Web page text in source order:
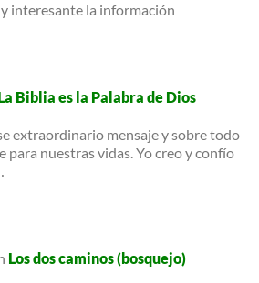
interesante la información
Biblia es la Palabra de Dios
extraordinario mensaje y sobre todo
para nuestras vidas. Yo creo y confío
Los dos caminos (bosquejo)